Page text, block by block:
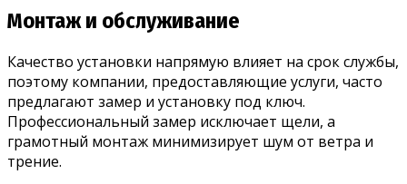
Монтаж и обслуживание
Качество установки напрямую влияет на срок службы,
поэтому компании, предоставляющие услуги, часто
предлагают замер и установку под ключ.
Профессиональный замер исключает щели, а
грамотный монтаж минимизирует шум от ветра и
трение.